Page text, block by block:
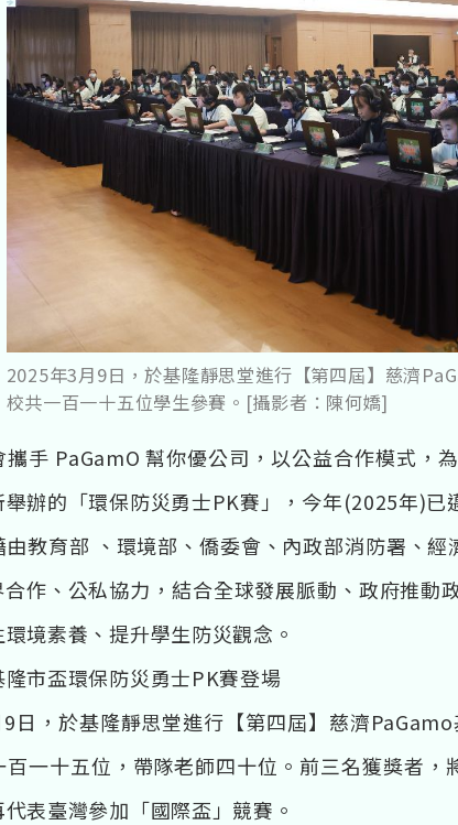
2025年3月9日，於基隆靜思堂進行【第四屆】慈濟
校共一百一十五位學生參賽。[攝影者：陳何嬌]
攜手 PaGamO 幫你優公司，以公益合作模式，
辦的「環保防災勇士PK賽」，今年(2025年)已
由教育部 、環境部、僑委會、內政部消防署、
作、公私協力，結合全球發展脈動、政府推
境素養、提升學生防災觀念。
市盃環保防災勇士PK賽登場
日，於基隆靜思堂進行【第四屆】慈濟
百一十五位，帶隊老師四十位。前三名獲獎者
表臺灣參加「國際盃」競賽。